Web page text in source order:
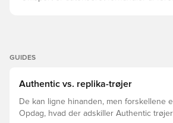
GUIDES
Authentic vs. replika-trøjer
De kan ligne hinanden, men forskellene
Opdag, hvad der adskiller Authentic